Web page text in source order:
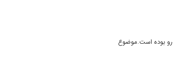
بوده است.موضوع